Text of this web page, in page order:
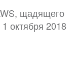
щадящего
октября 2018